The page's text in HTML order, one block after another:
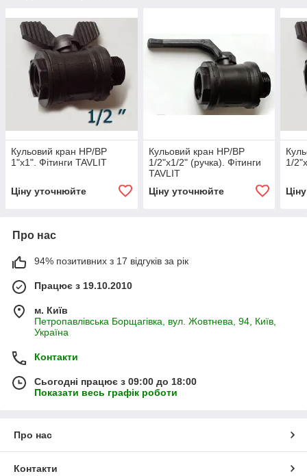
Кульовий кран НР/ВР
1"х1". Фітинги TAVLIT
Ціну уточнюйте
Кульовий кран НР/ВР
1/2"х1/2" (ручка). Фітинги
TAVLIT
Ціну уточнюйте
1/
Про нас
94% позитивних з 17 відгуків за рік
Працює з 19.10.2010
м. Київ
Петропавлівська Борщагівка, вул. Жовтнева, 94, Київ,
Україна
Контакти
Сьогодні працює з 09:00 до 18:00
Показати весь графік роботи
Про нас
Контакти